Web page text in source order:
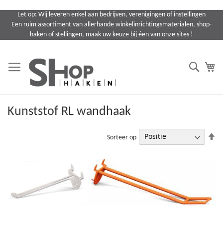
naar
Let op: Wij leveren enkel aan bedrijven, verenigingen of instellingen
Een ruim assortiment van allerhande winkelinrichtingsmaterialen, shop-
haken of stellingen, maak uw keuze bij éen van onze sites !
Search
Kunststof RL wandhaak
Sorteer op